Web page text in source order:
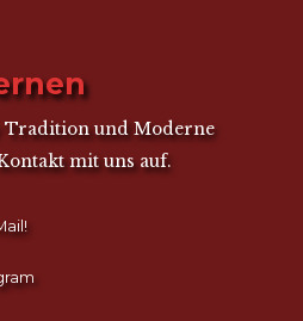
und Moderne
mit uns auf.